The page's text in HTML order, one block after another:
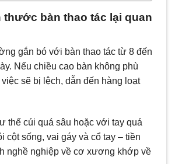
thước bàn thao tác lại quan
gắn bó với bàn thao tác từ 8 đến
Nếu chiều cao bàn không phù
sẽ bị lệch, dẫn đến hàng loạt
thế cúi quá sâu hoặc với tay quá
cột sống, vai gáy và cổ tay – tiền
nghề nghiệp về cơ xương khớp về